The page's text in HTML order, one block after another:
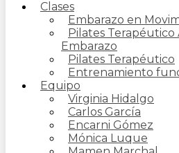
Clases
Embarazo en
Pilates Terapéutico
Embarazo
Pilates Terapéutico
Entrenamiento
Equipo
Virginia Hidalgo
Carlos García
Encarni Gómez
Mónica Luque